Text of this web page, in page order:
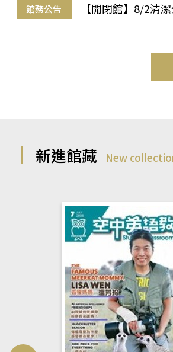
館務公告 【開閉館】8/2清
新進館藏 New